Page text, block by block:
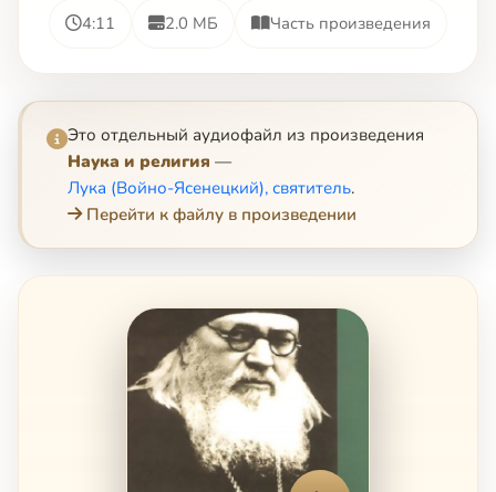
4:11 2.0 МБ Часть произведения
Это отдельный аудиофайл из произведения
Наука и религия —
Лука (Войно-Ясенецкий), святитель.
Перейти к файлу в произведении